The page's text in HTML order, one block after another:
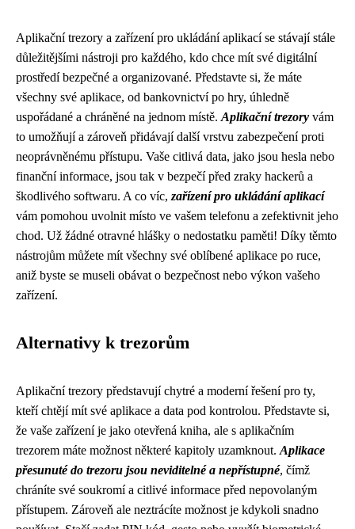
Aplikační trezory a zařízení pro ukládání aplikací se stávají stále
důležitějšími nástroji pro každého, kdo chce mít své digitální
prostředí bezpečné a organizované. Představte si, že máte
všechny své aplikace, od bankovnictví po hry, úhledně
uspořádané a chráněné na jednom místě. Aplikační trezory vám
to umožňují a zároveň přidávají další vrstvu zabezpečení proti
neoprávněnému přístupu. Vaše citlivá data, jako jsou hesla nebo
finanční informace, jsou tak v bezpečí před zraky hackerů a
škodlivého softwaru. A co víc, zařízení pro ukládání aplikací
vám pomohou uvolnit místo ve vašem telefonu a zefektivnit jeho
chod. Už žádné otravné hlášky o nedostatku paměti! Díky těmto
nástrojům můžete mít všechny své oblíbené aplikace po ruce,
aniž byste se museli obávat o bezpečnost nebo výkon vašeho
zařízení.
Alternativy k trezorům
Aplikační trezory představují chytré a moderní řešení pro ty,
kteří chtějí mít své aplikace a data pod kontrolou. Představte si,
že vaše zařízení je jako otevřená kniha, ale s aplikačním
trezorem máte možnost některé kapitoly uzamknout. Aplikace
přesunuté do trezoru jsou neviditelné a nepřístupné, čímž
chráníte své soukromí a citlivé informace před nepovolaným
přístupem. Zároveň ale neztrácíte možnost je kdykoli snadno